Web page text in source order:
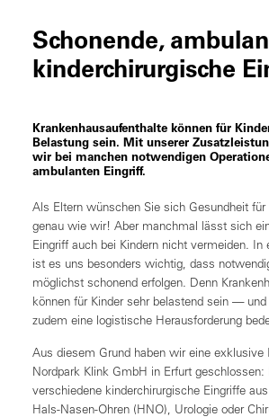
Schonende,
kinderchirurgische
Krankenhausaufenthalte können für
Belastung sein. Mit unserer
wir bei manchen notwendigen
ambulanten Eingriff.
Als Eltern wünschen Sie sich Gesundheit
genau wie wir! Aber manchmal lässt sich
Eingriff auch bei Kindern nicht vermeiden. In
ist es uns besonders wichtig, dass
möglichst schonend erfolgen. Denn
können für Kinder sehr belastend sein —
zudem eine logistische Herausforderung
Aus diesem Grund haben wir eine exklusive
Nordpark Klink GmbH in Erfurt geschlossen:
verschiedene kinderchirurgische Eingriffe
Hals-Nasen-Ohren (HNO), Urologie oder